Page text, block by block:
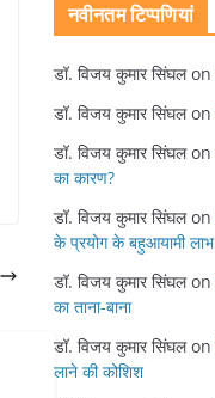
नवीनतम टिप्पणियां
डॉ. विजय कुमार सिंघलon
डॉ. विजय कुमार सिंघलon
डॉ. विजय कुमार सिंघलon
का कारण?
डॉ. विजय कुमार सिंघलon
के प्रयोग के बहुआयामी लाभ
डॉ. विजय कुमार सिंघलon
का ताना-बाना
डॉ. विजय कुमार सिंघलon
लाने की कोशिश